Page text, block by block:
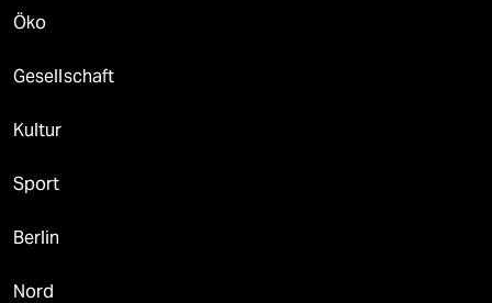
Öko
Gesellschaft
Kultur
Sport
Berlin
Nord